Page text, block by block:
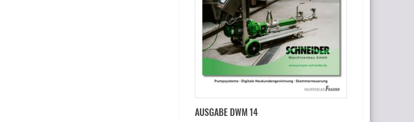
AUSGABE DWM 14